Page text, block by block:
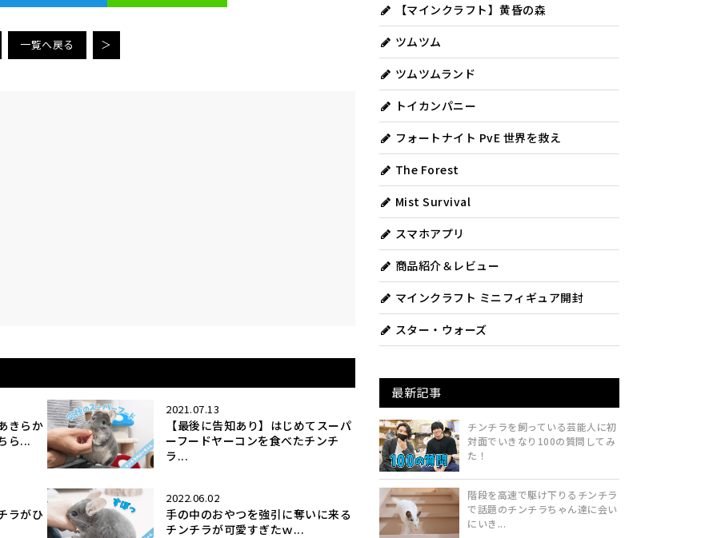
一覧へ戻る ＞
きらか
ら...
2021.07.13
【最後に告知あり】はじめてスーパ
ーフードヤーコンを食べたチンチ
ラ...
ラがひ
2022.06.02
手の中のおやつを強引に奪いに来る
チンチラが可愛すぎたｗ...
【マインクラフト】黄昏の森
ツムツム
ツムツムランド
トイカンパニー
フォートナイト PvE 世界を救え
The Forest
Mist Survival
スマホアプリ
商品紹介＆レビュー
マインクラフト ミニフィギュア開封
スター・ウォーズ
最新記事
チンチラを飼っている芸能人に初
対面でいきなり100の質問してみ
た！
階段を高速で駆け下りるチンチラ
で話題のチンチラちゃん達に会い
にいき...